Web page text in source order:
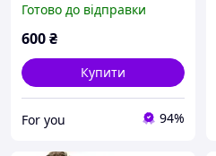
бавовна 110 см
Готово до відправки
600₴
Купити
For you 94%